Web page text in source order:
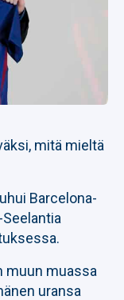
mitä mieltä
Barcelona-
muun muassa
uransa